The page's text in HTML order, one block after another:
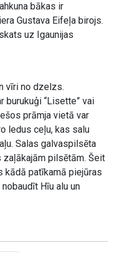
bākas ir
Gustava Eifeļa birojs.
uz Igaunijas
vīri no dzelzs.
burukuģi “Lisette” vai
prāmja vietā var
ledus ceļu, kas salu
Salas galvaspilsēta
zaļākajām pilsētām. Šeit
kādā patīkamā piejūras
Hīu alu un